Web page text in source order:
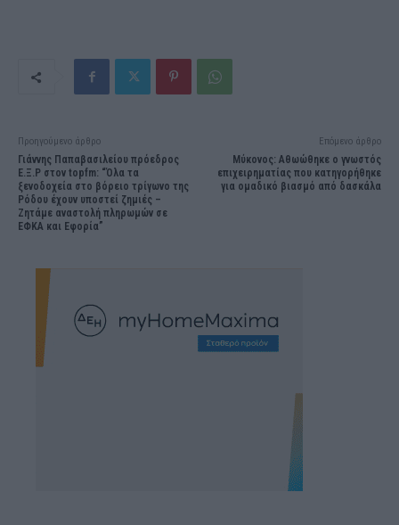
Προηγούμενο άρθρο
Γιάννης Παπαβασιλείου πρόεδρος
Ε.Ξ.Ρ στον topfm: “Όλα τα
ξενοδοχεία στο βόρειο τρίγωνο της
Ρόδου έχουν υποστεί ζημιές –
Ζητάμε αναστολή πληρωμών σε
ΕΦΚΑ και Εφορία”
Επόμενο άρθρο
Μύκονος: Αθωώθηκε ο γνωστός
επιχειρηματίας που κατηγορήθηκε
για ομαδικό βιασμό από δασκάλα